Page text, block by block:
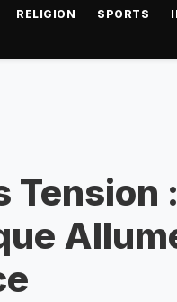
RELIGION SPORTS
Tension